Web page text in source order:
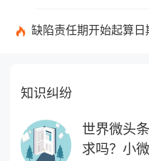
缺陷责任期开始起算日期是什么时候？缺陷责任
知识纠纷
世界微头
求吗？小